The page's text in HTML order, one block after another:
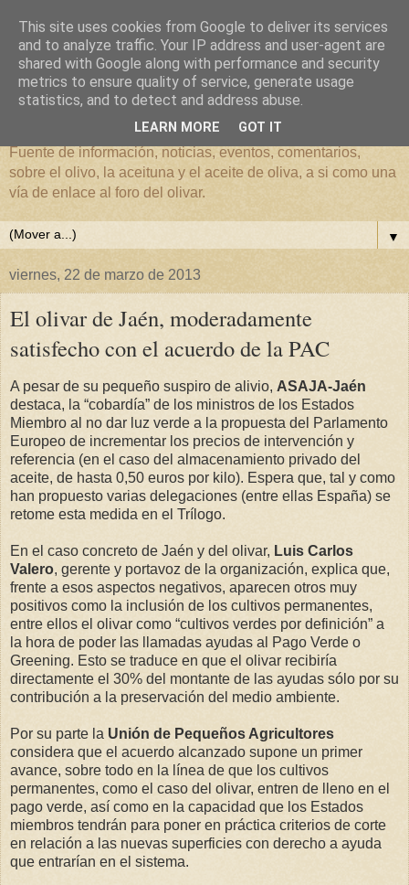
El mundo del Olivar
Fuente de información, noticias, eventos, comentarios,
sobre el olivo, la aceituna y el aceite de oliva, a si como una
vía de enlace al foro del olivar.
▼
viernes, 22 de marzo de 2013
El olivar de Jaén, moderadamente
satisfecho con el acuerdo de la PAC
A pesar de su pequeño suspiro de alivio, ASAJA-Jaén
destaca, la “cobardía” de los ministros de los Estados
Miembro al no dar luz verde a la propuesta del Parlamento
Europeo de incrementar los precios de intervención y
referencia (en el caso del almacenamiento privado del
aceite, de hasta 0,50 euros por kilo). Espera que, tal y como
han propuesto varias delegaciones (entre ellas España) se
retome esta medida en el Trílogo.
En el caso concreto de Jaén y del olivar, Luis Carlos
Valero, gerente y portavoz de la organización, explica que,
frente a esos aspectos negativos, aparecen otros muy
positivos como la inclusión de los cultivos permanentes,
entre ellos el olivar como “cultivos verdes por definición” a
la hora de poder las llamadas ayudas al Pago Verde o
Greening. Esto se traduce en que el olivar recibiría
directamente el 30% del montante de las ayudas sólo por su
contribución a la preservación del medio ambiente.
Por su parte la Unión de Pequeños Agricultores
considera que el acuerdo alcanzado supone un primer
avance, sobre todo en la línea de que los cultivos
permanentes, como el caso del olivar, entren de lleno en el
pago verde, así como en la capacidad que los Estados
miembros tendrán para poner en práctica criterios de corte
en relación a las nuevas superficies con derecho a ayuda
que entrarían en el sistema.
This site uses cookies from Google to deliver its services
and to analyze traffic. Your IP address and user-agent are
shared with Google along with performance and security
metrics to ensure quality of service, generate usage
statistics, and to detect and address abuse.
LEARN MORE GOT IT